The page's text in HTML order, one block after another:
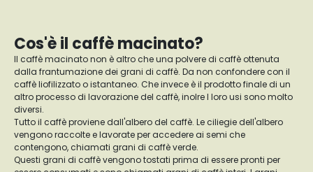
Cos'è il caffè macinato?
Il caffè macinato non è altro che una polvere di caffè ottenuta
dalla frantumazione dei grani di caffè. Da non confondere con il
caffè liofilizzato o istantaneo. Che invece è il prodotto finale di un
altro processo di lavorazione del caffè, inolre I loro usi sono molto
diversi.
Tutto il caffè proviene dall'albero del caffè. Le ciliegie dell'albero
vengono raccolte e lavorate per accedere ai semi che
contengono, chiamati grani di caffè verde.
Questi grani di caffè vengono tostati prima di essere pronti per